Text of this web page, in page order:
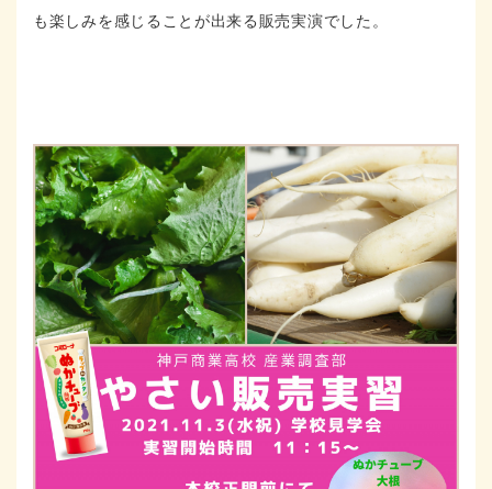
も楽しみを感じることが出来る販売実演でした。